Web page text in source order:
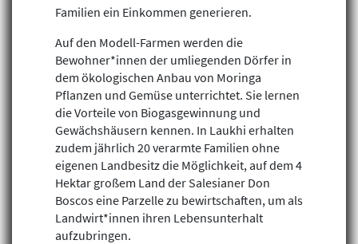
Projekte finden
Familien ein Einkommen generieren.
Auf den Modell-Farmen werden die
Bewohner*innen der umliegenden Dörfer in
dem ökologischen Anbau von Moringa
Pflanzen und Gemüse unterrichtet. Sie lernen
die Vorteile von Biogasgewinnung und
Gewächshäusern kennen. In Laukhi erhalten
zudem jährlich 20 verarmte Familien ohne
eigenen Landbesitz die Möglichkeit, auf dem 4
Hektar großem Land der Salesianer Don
Boscos eine Parzelle zu bewirtschaften, um als
Landwirt*innen ihren Lebensunterhalt
aufzubringen.